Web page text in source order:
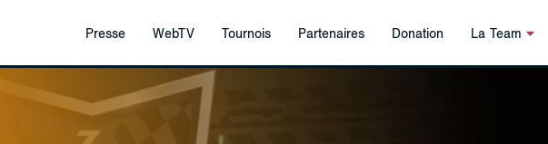
Presse WebTV Tournois Partenaires Donation La Team